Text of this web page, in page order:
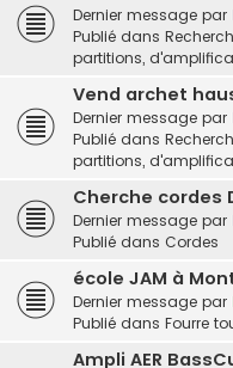
Dernier message par
Publié dans
partitions,
Vend archet
Dernier message par
Publié dans
partitions,
Cherche cordes
Dernier message par
Publié dans Cordes
école JAM à
Dernier message par
Publié dans Fourre
Ampli AER